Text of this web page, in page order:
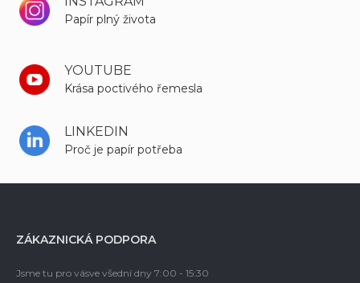
Papír plný života
YOUTUBE
Krása poctivého řemesla
LINKEDIN
Proč je papír potřeba
ZÁKAZNICKÁ PODPORA
Jsme tu pro vásve všední dny 7:00 - 15:30